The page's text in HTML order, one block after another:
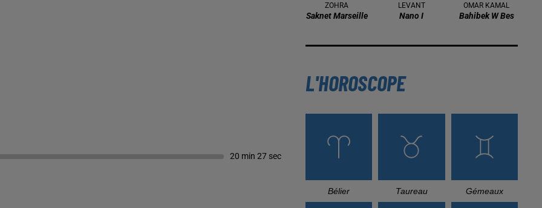
20 min 27 sec
ZOHRA
Saknet Marseille
LEVANT
Nano I
OMAR KAMAL
Bahibek W Bes
L'HOROSCOPE
Bélier Taureau Gémeaux